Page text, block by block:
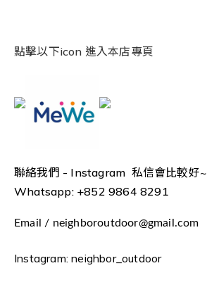
點擊以下icon 進入本店專頁
聯絡我們 - Instagram 私信會比較好~
Whatsapp: +852 9864 8291
Email / neighboroutdoor@gmail.com
Instagram: neighbor_outdoor